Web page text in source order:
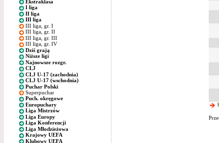
Ekstraklasa
I liga
II liga
III liga
III liga, gr. I
III liga, gr. II
III liga, gr. III
III liga, gr. IV
Dziś grają
Niższe ligi
Najnowsze rozgr.
CLJ
CLJ U-17 (zachodnia)
CLJ U-17 (wschodnia)
Puchar Polski
Superpuchar
Puch. okręgowe
Europuchary
Liga Mistrzów
Liga Europy
Liga Konferencji
Liga Młodzieżowa
Krajowy UEFA
Klubowy UEFA